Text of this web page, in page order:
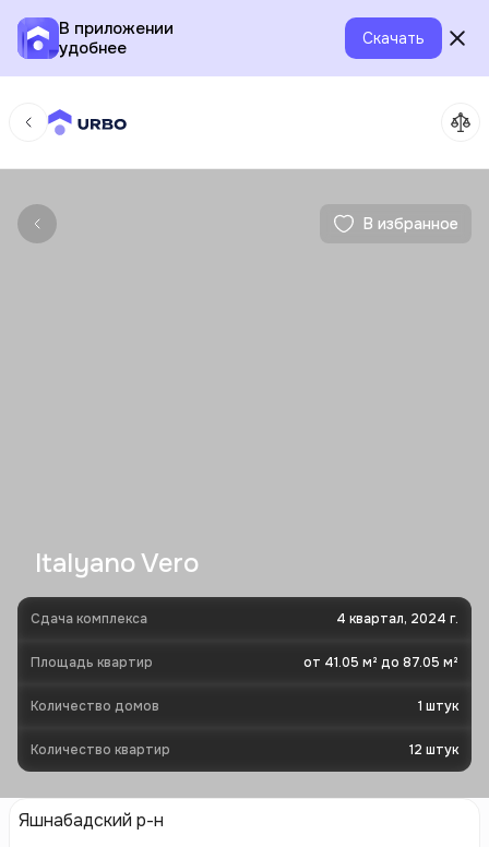
В приложении
удобнее
Скачать
В избранное
Italyano Vero
Сдача комплекса 4 квартал, 2024 г.
Площадь квартир от 41.05 м² до 87.05 м²
Количество домов 1 штук
Количество квартир 12 штук
Яшнабадский р-н